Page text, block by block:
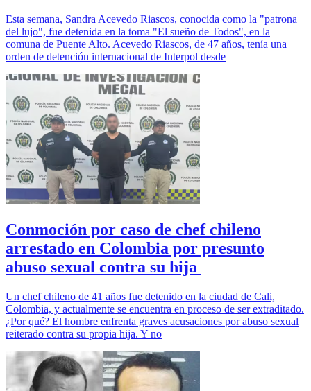
Esta semana, Sandra Acevedo Riascos, conocida como la "patrona
del lujo", fue detenida en la toma "El sueño de Todos", en la
comuna de Puente Alto. Acevedo Riascos, de 47 años, tenía una
orden de detención internacional de Interpol desde
Conmoción por caso de chef chileno
arrestado en Colombia por presunto
abuso sexual contra su hija
Un chef chileno de 41 años fue detenido en la ciudad de Cali,
Colombia, y actualmente se encuentra en proceso de ser extraditado.
¿Por qué? El hombre enfrenta graves acusaciones por abuso sexual
reiterado contra su propia hija. Y no